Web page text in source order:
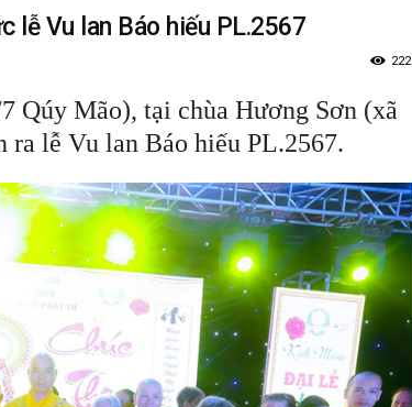
lễ Vu lan Báo hiếu PL.2567
222
Qúy Mão), tại chùa Hương Sơn (xã
ra lễ Vu lan Báo hiếu PL.2567.